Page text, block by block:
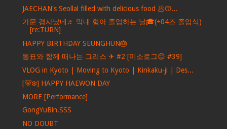
JAECHAN's Seollal filled with delicious food 🥟😽...
가문 경사났네♬ 막내 형아 졸업하는 날🎓(+04즈 졸업식)
[re:TURN]
HAPPY BIRTHDAY SEUNGHUN🎂
동표와 함께 떠나는 그리스 ✈ #2 [미소로그😊 #39]
VLOG in Kyoto | Moving to Kyoto | Kinkaku-ji | Des...
[🐻‍❄️] HAPPY HAEWON DAY
MORE [Performance]
GongYuBin.SSS
NO DOUBT